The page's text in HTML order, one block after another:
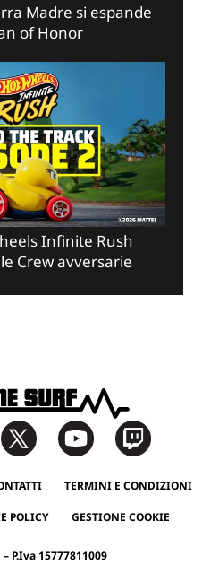
Madre si espande
of Honor
Infinite Rush
Crew avversarie
TERMINI E CONDIZIONI
POLICY GESTIONE COOKIE
P.Iva 15777811009